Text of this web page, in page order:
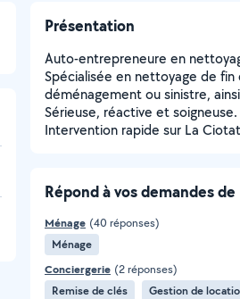
Présentation
Auto-entrepreneure en
Spécialisée en nettoyage de
déménagement ou sinistre,
Sérieuse, réactive et soigneuse.
Intervention rapide sur La
Répond à vos demandes de
Ménage (40 réponses)
Ménage
Conciergerie (2 réponses)
Remise de clés
Gestion de